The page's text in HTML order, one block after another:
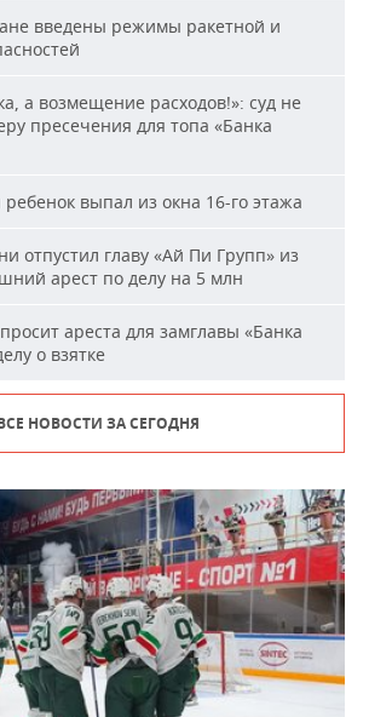
введены режимы ракетной и
а возмещение расходов!»: суд не
пресечения для топа «Банка
выпал из окна 16-го этажа
отпустил главу «Ай Пи Групп» из
арест по делу на 5 млн
ареста для замглавы «Банка
о взятке
НОВОСТИ ЗА СЕГОДНЯ